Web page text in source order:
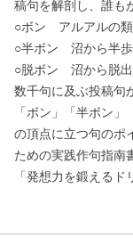
稿句を解剖し、誰も
○ボン アルアルの類
○半ボン 沼から半歩
○脱ボン 沼から脱
数千句に及ぶ投稿句
「ボン」「半ボン
の頂点に立つ句のポ
ための実践作句指南
「発想力を鍛えるド